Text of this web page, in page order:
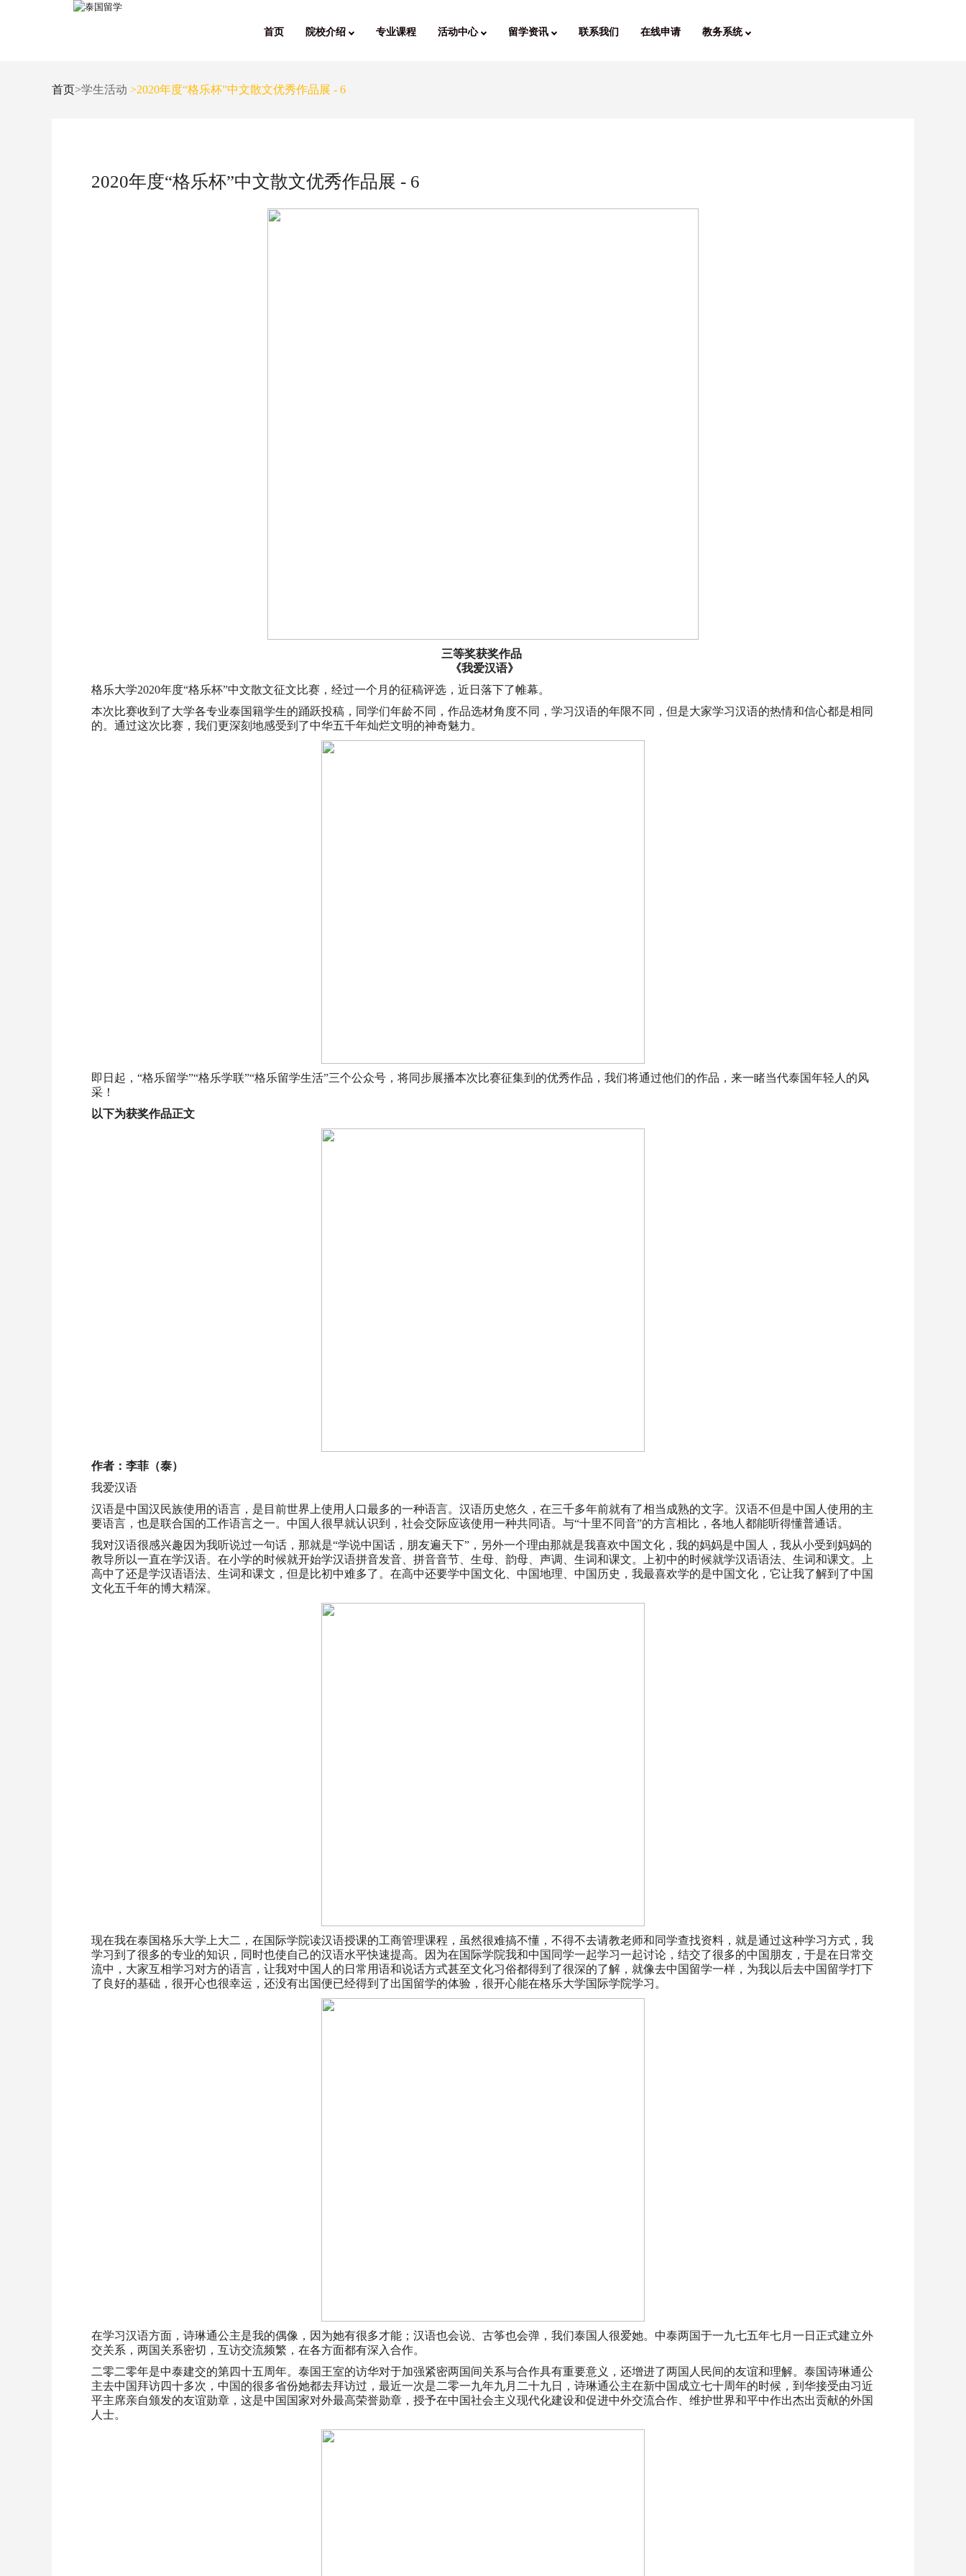
首页 院校介绍 专业课程 活动中心 留学资讯 联系我们 在线申请 教务系统
首页>学生活动 >2020年度“格乐杯”中文散文优秀作品展 - 6
2020年度“格乐杯”中文散文优秀作品展 - 6
三等奖获奖作品
《我爱汉语》
格乐大学2020年度“格乐杯”中文散文征文比赛，经过一个月的征稿评选，近日落下了帷幕。
本次比赛收到了大学各专业泰国籍学生的踊跃投稿，同学们年龄不同，作品选材角度不同，学习汉语的年限不同，但是大家学习汉语的热情和信心都是相同
的。通过这次比赛，我们更深刻地感受到了中华五千年灿烂文明的神奇魅力。
即日起，“格乐留学”“格乐学联”“格乐留学生活”三个公众号，将同步展播本次比赛征集到的优秀作品，我们将通过他们的作品，来一睹当代泰国年轻人的风
采！
以下为获奖作品正文
作者：李菲（泰）
我爱汉语
汉语是中国汉民族使用的语言，是目前世界上使用人口最多的一种语言。汉语历史悠久，在三千多年前就有了相当成熟的文字。汉语不但是中国人使用的主
要语言，也是联合国的工作语言之一。中国人很早就认识到，社会交际应该使用一种共同语。与“十里不同音”的方言相比，各地人都能听得懂普通话。
我对汉语很感兴趣因为我听说过一句话，那就是“学说中国话，朋友遍天下”，另外一个理由那就是我喜欢中国文化，我的妈妈是中国人，我从小受到妈妈的
教导所以一直在学汉语。在小学的时候就开始学汉语拼音发音、拼音音节、生母、韵母、声调、生词和课文。上初中的时候就学汉语语法、生词和课文。上
高中了还是学汉语语法、生词和课文，但是比初中难多了。在高中还要学中国文化、中国地理、中国历史，我最喜欢学的是中国文化，它让我了解到了中国
文化五千年的博大精深。
现在我在泰国格乐大学上大二，在国际学院读汉语授课的工商管理课程，虽然很难搞不懂，不得不去请教老师和同学查找资料，就是通过这种学习方式，我
学习到了很多的专业的知识，同时也使自己的汉语水平快速提高。因为在国际学院我和中国同学一起学习一起讨论，结交了很多的中国朋友，于是在日常交
流中，大家互相学习对方的语言，让我对中国人的日常用语和说话方式甚至文化习俗都得到了很深的了解，就像去中国留学一样，为我以后去中国留学打下
了良好的基础，很开心也很幸运，还没有出国便已经得到了出国留学的体验，很开心能在格乐大学国际学院学习。
在学习汉语方面，诗琳通公主是我的偶像，因为她有很多才能；汉语也会说、古筝也会弹，我们泰国人很爱她。中泰两国于一九七五年七月一日正式建立外
交关系，两国关系密切，互访交流频繁，在各方面都有深入合作。
二零二零年是中泰建交的第四十五周年。泰国王室的访华对于加强紧密两国间关系与合作具有重要意义，还增进了两国人民间的友谊和理解。泰国诗琳通公
主去中国拜访四十多次，中国的很多省份她都去拜访过，最近一次是二零一九年九月二十九日，诗琳通公主在新中国成立七十周年的时候，到华接受由习近
平主席亲自颁发的友谊勋章，这是中国国家对外最高荣誉勋章，授予在中国社会主义现代化建设和促进中外交流合作、维护世界和平中作出杰出贡献的外国
人士。